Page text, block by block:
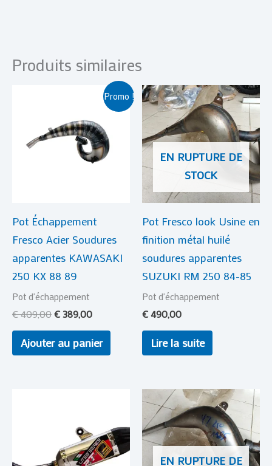
Produits similaires
Promo !
Pot Échappement
Fresco Acier Soudures
apparentes KAWASAKI
250 KX 88 89
Pot d'échappement
€409,00
était :
€ 409,00.
€ 389,00
prix
est :
€ 389,00.
Ajouter au panier
EN RUPTURE DE
STOCK
Pot Fresco look Usine en
finition métal huilé
soudures apparentes
SUZUKI RM 250 84-85
Pot d'échappement
€490,00
Lire la suite
EN RUPTURE DE